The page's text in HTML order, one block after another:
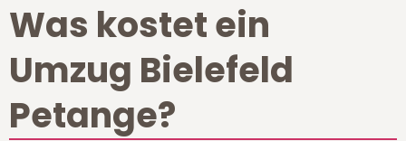
Was kostet ein
Umzug Bielefeld
Petange?